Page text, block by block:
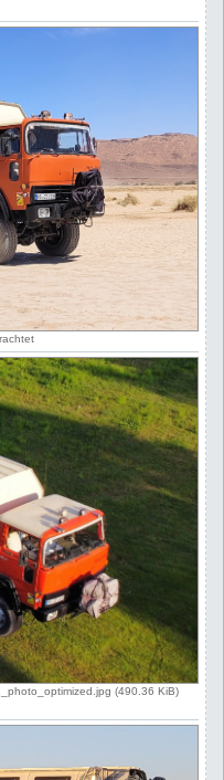
(490.36 KiB)